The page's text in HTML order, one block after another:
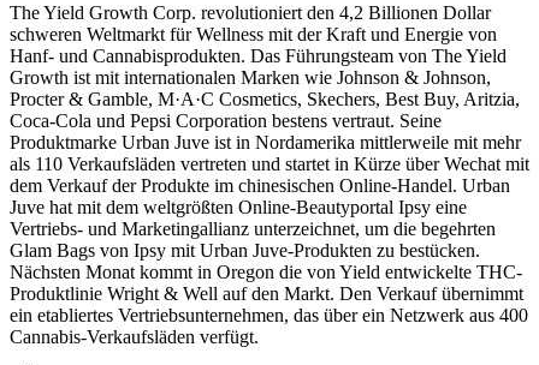
The Yield Growth Corp. revolutioniert den 4,2 Billionen Dollar
schweren Weltmarkt für Wellness mit der Kraft und Energie von
Hanf- und Cannabisprodukten. Das Führungsteam von The Yield
Growth ist mit internationalen Marken wie Johnson & Johnson,
Procter & Gamble, M·A·C Cosmetics, Skechers, Best Buy, Aritzia,
Coca-Cola und Pepsi Corporation bestens vertraut. Seine
Produktmarke Urban Juve ist in Nordamerika mittlerweile mit mehr
als 110 Verkaufsläden vertreten und startet in Kürze über Wechat mit
dem Verkauf der Produkte im chinesischen Online-Handel. Urban
Juve hat mit dem weltgrößten Online-Beautyportal Ipsy eine
Vertriebs- und Marketingallianz unterzeichnet, um die begehrten
Glam Bags von Ipsy mit Urban Juve-Produkten zu bestücken.
Nächsten Monat kommt in Oregon die von Yield entwickelte THC-
Produktlinie Wright & Well auf den Markt. Den Verkauf übernimmt
ein etabliertes Vertriebsunternehmen, das über ein Netzwerk aus 400
Cannabis-Verkaufsläden verfügt.